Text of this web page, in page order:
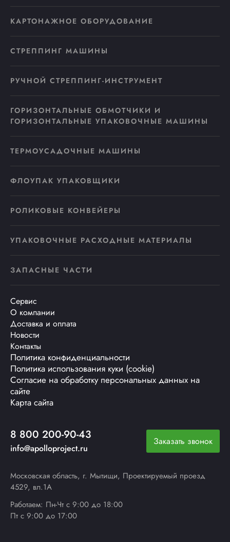
КАРТОНАЖНОЕ ОБОРУДОВАНИЕ
СТРЕППИНГ МАШИНЫ
РУЧНОЙ СТРЕППИНГ-ИНСТРУМЕНТ
ГОРИЗОНТАЛЬНЫЕ ОБМОТЧИКИ И
ГОРИЗОНТАЛЬНЫЕ УПАКОВОЧНЫЕ МАШИНЫ
ТЕРМОУСАДОЧНЫЕ МАШИНЫ
ФЛОУПАК УПАКОВЩИКИ
РОЛИКОВЫЕ КОНВЕЙЕРЫ
УПАКОВОЧНЫЕ РАСХОДНЫЕ МАТЕРИАЛЫ
ЗАПАСНЫЕ ЧАСТИ
Сервис
О компании
Доставка и оплата
Новости
Контакты
Политика конфиденциальности
Политика использования куки (cookie)
Согласие на обработку персональных данных на
сайте
Карта сайта
8 800 200-90-43
info@apolloproject.ru
Заказать звонок
Московская область, г. Мытищи, Проектируемый проезд
4529, вл.1А
Работаем: Пн-Чт с 9:00 до 18:00
Пт с 9:00 до 17:00